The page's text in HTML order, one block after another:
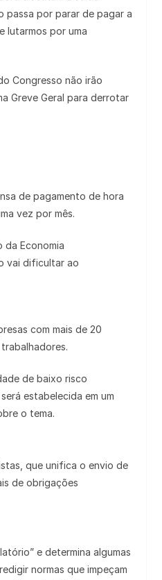
passa por parar de pagar a
lutarmos por uma
Congresso não irão
Greve Geral para derrotar
de pagamento de hora
vez por mês.
da Economia
vai dificultar ao
com mais de 20
de baixo risco
estabelecida em um
o tema.
que unifica o envio de
de obrigações
e determina algumas
normas que impeçam